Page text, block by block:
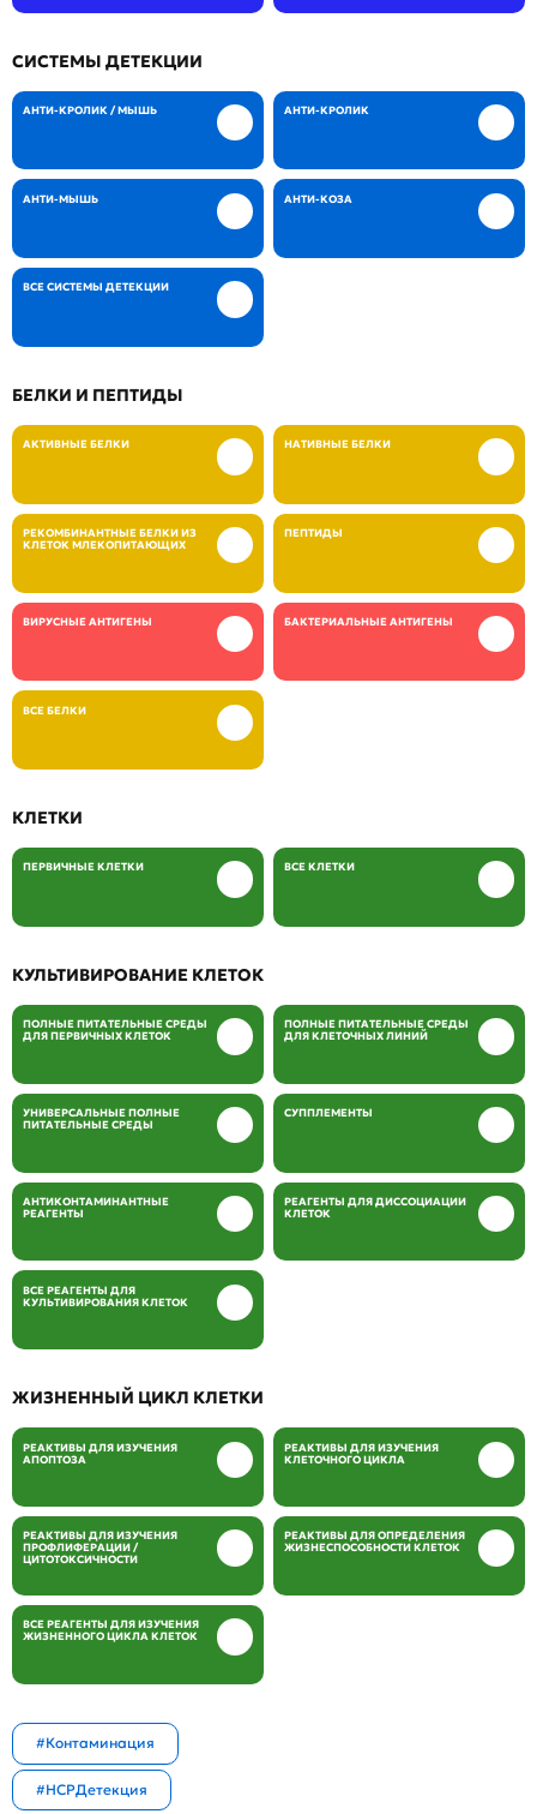
СИСТЕМЫ ДЕТЕКЦИИ
АНТИ-КРОЛИК / МЫШЬ АНТИ-КРОЛИК
АНТИ-МЫШЬ АНТИ-КОЗА
ВСЕ СИСТЕМЫ ДЕТЕКЦИИ
БЕЛКИ И ПЕПТИДЫ
АКТИВНЫЕ БЕЛКИ НАТИВНЫЕ БЕЛКИ
РЕКОМБИНАНТНЫЕ БЕЛКИ ИЗ
КЛЕТОК МЛЕКОПИТАЮЩИХ
ПЕПТИДЫ
ВИРУСНЫЕ АНТИГЕНЫ БАКТЕРИАЛЬНЫЕ АНТИГЕНЫ
ВСЕ БЕЛКИ
КЛЕТКИ
ПЕРВИЧНЫЕ КЛЕТКИ ВСЕ КЛЕТКИ
КУЛЬТИВИРОВАНИЕ КЛЕТОК
ПОЛНЫЕ ПИТАТЕЛЬНЫЕ СРЕДЫ
ДЛЯ ПЕРВИЧНЫХ КЛЕТОК
ПОЛНЫЕ ПИТАТЕЛЬНЫЕ СРЕДЫ
ДЛЯ КЛЕТОЧНЫХ ЛИНИЙ
УНИВЕРСАЛЬНЫЕ ПОЛНЫЕ
ПИТАТЕЛЬНЫЕ СРЕДЫ
СУППЛЕМЕНТЫ
АНТИКОНТАМИНАНТНЫЕ
РЕАГЕНТЫ
РЕАГЕНТЫ ДЛЯ ДИССОЦИАЦИИ
КЛЕТОК
ВСЕ РЕАГЕНТЫ ДЛЯ
КУЛЬТИВИРОВАНИЯ КЛЕТОК
ЖИЗНЕННЫЙ ЦИКЛ КЛЕТКИ
РЕАКТИВЫ ДЛЯ ИЗУЧЕНИЯ
АПОПТОЗА
РЕАКТИВЫ ДЛЯ ИЗУЧЕНИЯ
КЛЕТОЧНОГО ЦИКЛА
РЕАКТИВЫ ДЛЯ ИЗУЧЕНИЯ
ПРОФЛИФЕРАЦИИ /
ЦИТОТОКСИЧНОСТИ
РЕАКТИВЫ ДЛЯ ОПРЕДЕЛЕНИЯ
ЖИЗНЕСПОСОБНОСТИ КЛЕТОК
ВСЕ РЕАГЕНТЫ ДЛЯ ИЗУЧЕНИЯ
ЖИЗНЕННОГО ЦИКЛА КЛЕТОК
#Контаминация
#HCPДетекция